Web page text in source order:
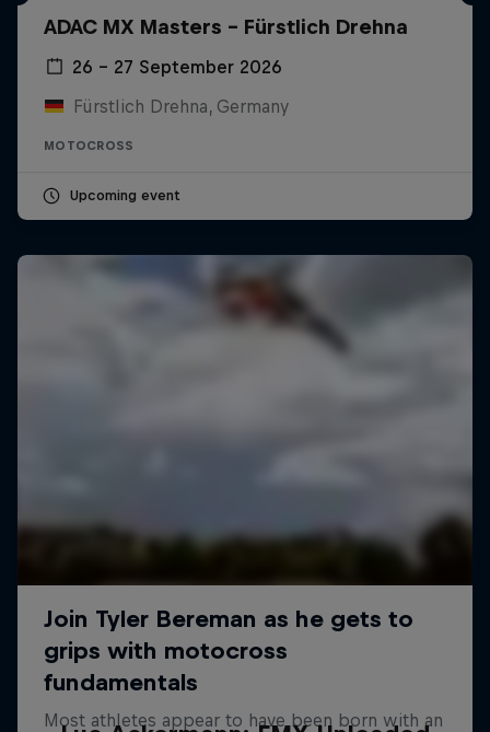
ADAC MX Masters – Fürstlich Drehna
26 – 27 September 2026
Fürstlich Drehna, Germany
MOTOCROSS
Upcoming event